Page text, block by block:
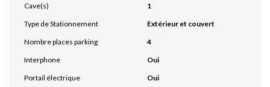
Cave(s)
1
Type de Stationnement
Extérieur et couvert
Nombre places parking
4
Interphone
Oui
Portail électrique
Oui